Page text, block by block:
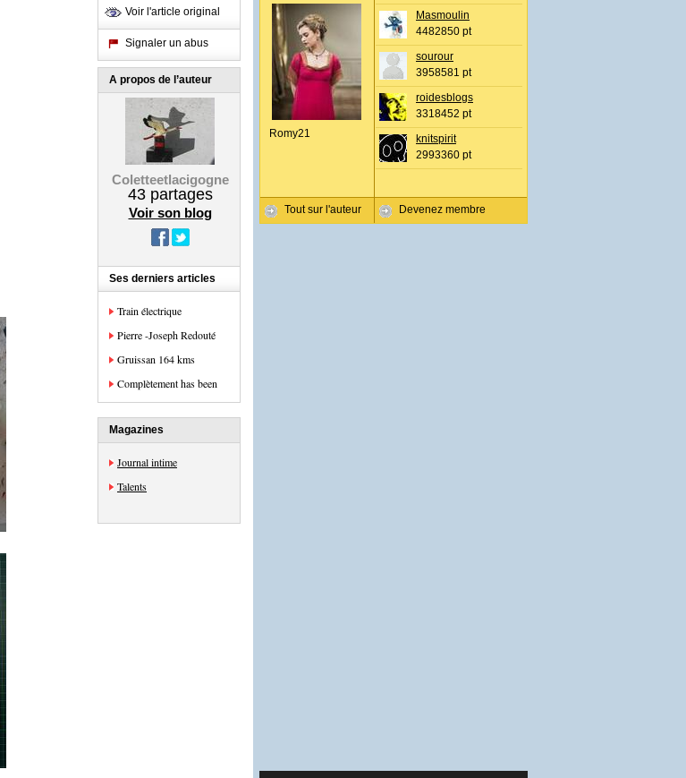
Voir l'article original
Signaler un abus
A propos de l’auteur
Coletteetlacigogne
43partages
Voir son blog
Ses derniers articles
Train électrique
Pierre -Joseph Redouté
Gruissan 164 kms
Complètement has been
Magazines
Journal intime
Talents
Romy21
Tout sur l'auteur
Masmoulin
4482850 pt
sourour
3958581 pt
roidesblogs
3318452 pt
knitspirit
2993360 pt
Devenez membre